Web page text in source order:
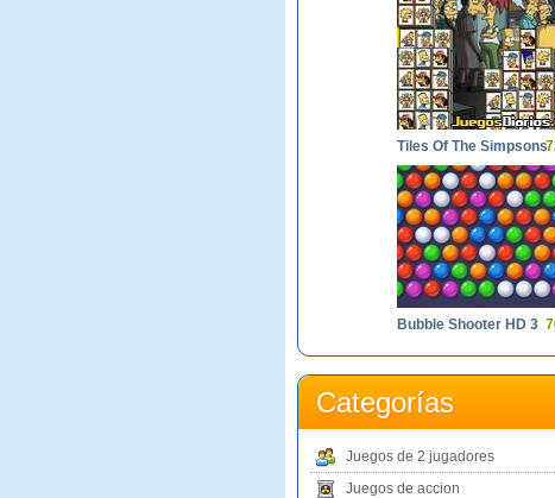
Tiles Of The Simpsons
Bubble Shooter HD 3
Categorías
Juegos de 2 jugadores
Juegos de accion